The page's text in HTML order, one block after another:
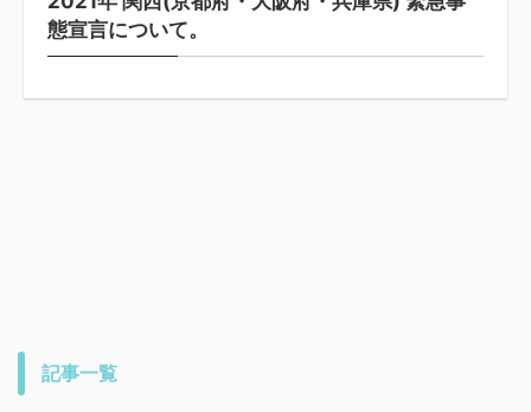
態宣言について。
記事一覧